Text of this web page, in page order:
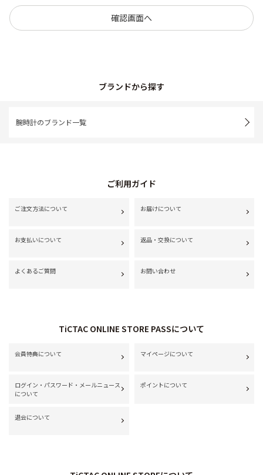
ブランドから探す
腕時計のブランド一覧
ご利用ガイド
ご注文方法について お届けについて
お支払いについて 返品・交換について
よくあるご質問 お問い合わせ
TiCTAC ONLINE STORE PASSについて
会員特典について マイページについて
ログイン・パスワード・メールニュース
について
ポイントについて
退会について